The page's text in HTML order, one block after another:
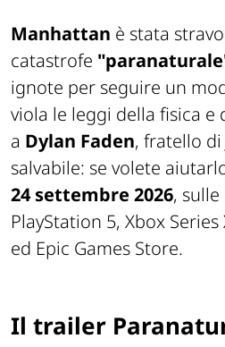
Manhattan è stata
catastrofe
ignote per seguire un
viola le leggi della fisica e
a Dylan Faden, fratello di
salvabile: se volete
24 settembre 2026,
PlayStation 5, Xbox Series
ed Epic Games Store.
Il trailer